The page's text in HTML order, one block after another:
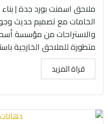
ملاحق اسمنت بورد جدة |
الخامات مع تصميم حديث
والاستراحات من مؤسسة
متطورة للملاحق الخارجية
قراة المزيد